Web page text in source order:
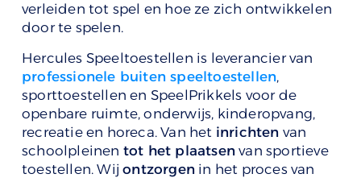
verleiden tot spel en hoe ze zich ontwikkelen
door te spelen.
Hercules Speeltoestellen is leverancier van
professionele buiten speeltoestellen,
sporttoestellen en SpeelPrikkels voor de
openbare ruimte, onderwijs, kinderopvang,
recreatie en horeca. Van het inrichten van
schoolpleinen tot het plaatsen van sportieve
toestellen. Wijontzorgen in het proces van